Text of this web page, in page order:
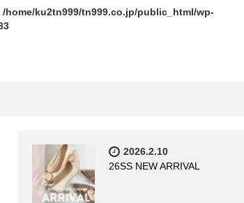
/home/ku2tn999/tn999.co.jp/public_html/wp-
2026.2.10
26SS NEW ARRIVAL